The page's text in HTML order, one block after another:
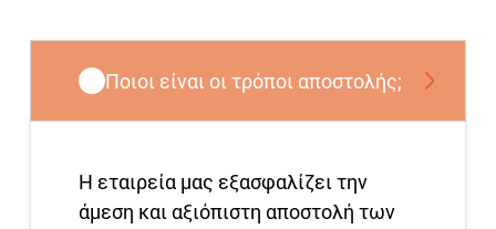
Ποιοι είναι οι τρόποι αποστολής;
Η εταιρεία μας εξασφαλίζει την
άμεση και αξιόπιστη αποστολή των